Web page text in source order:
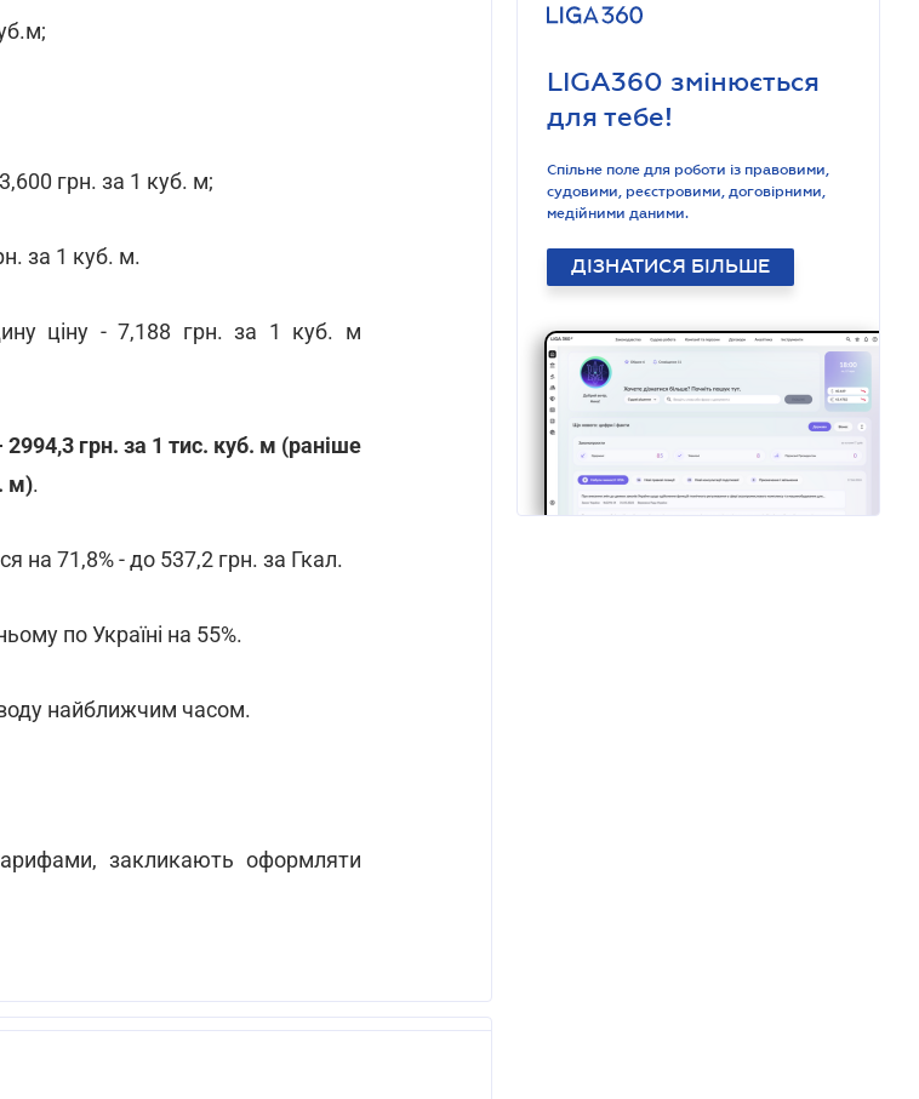
грн. за 1 куб. м;
за 1 куб. м.
ціну - 7,188 грн. за 1 куб. м
грн. за 1 тис. куб. м (раніше
м).
на 71,8% - до 537,2 грн. за Гкал.
по Україні на 55%.
найближчим часом.
закликають оформляти
LIGA360 змінюється
для тебе!
Спільне поле для роботи із правовими,
судовими, реєстровими, договірними,
медійними даними.
ДІЗНАТИСЯ БІЛЬШЕ